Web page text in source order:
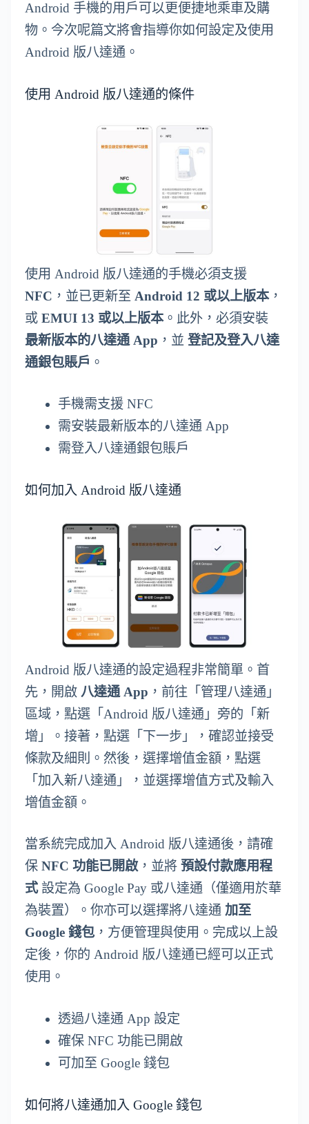
Android 手機的用戶可以更便捷地乘車及購
物。今次呢篇文將㑹指導你如何設定及使用
Android 版八達通。
使用 Android 版八達通的條件
使用 Android 版八達通的手機必須支援
NFC ，並已更新至 Android 12 或以上版本，
或 EMUI 13 或以上版本。此外，必須安裝
最新版本的八達通 App ，並 登記及登入八達
通銀包賬戶 。
手機需支援 NFC
需安裝最新版本的八達通 App
需登入八達通銀包賬戶
如何加入 Android 版八達通
Android 版八達通的設定過程非常簡單。首
先，開啟 八達通 App ，前往「管理八達通」
區域，點選「Android 版八達通」旁的「新
增」。接著，點選「下一步」，確認並接受
條款及細則。然後，選擇增值金額，點選
「加入新八達通」，並選擇增值方式及輸入
增值金額。
當系統完成加入 Android 版八達通後，請確
保 NFC 功能已開啟，並將 預設付款應用程
式設定為 Google Pay 或八達通（僅適用於華
為裝置）。你亦可以選擇將八達通 加至
Google 錢包，方便管理與使用。完成以上設
定後，你的 Android 版八達通已經可以正式
使用。
透過八達通 App 設定
確保 NFC 功能已開啟
可加至 Google 錢包
如何將八達通加入 Google 錢包